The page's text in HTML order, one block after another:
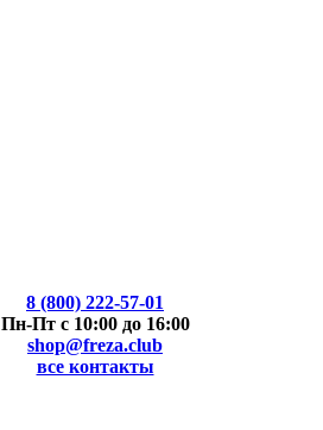
8 (800) 222-57-01
Пн-Пт с 10:00 до 16:00
shop@freza.club
все контакты